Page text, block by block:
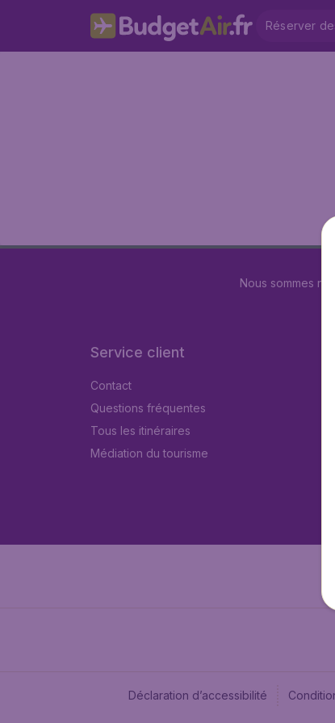
Réserver
Nous sommes
Service client
Contact
Questions fréquentes
Tous les itinéraires
Médiation du tourisme
Déclaration d’accessibilité